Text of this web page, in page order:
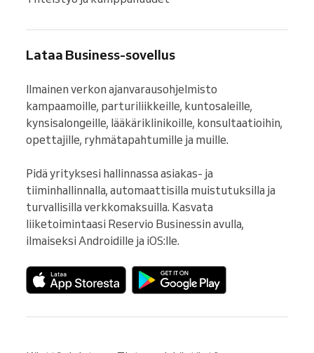
Lataa Business-sovellus
Ilmainen verkon ajanvarausohjelmisto
kampaamoille, parturiliikkeille, kuntosaleille,
kynsisalongeille, lääkäriklinikoille, konsultaatioihin,
opettajille, ryhmätapahtumille ja muille.
Pidä yrityksesi hallinnassa asiakas- ja
tiiminhallinnalla, automaattisilla muistutuksilla ja
turvallisilla verkkomaksuilla. Kasvata
liiketoimintaasi Reservio Businessin avulla,
ilmaiseksi Androidille ja iOS:lle.